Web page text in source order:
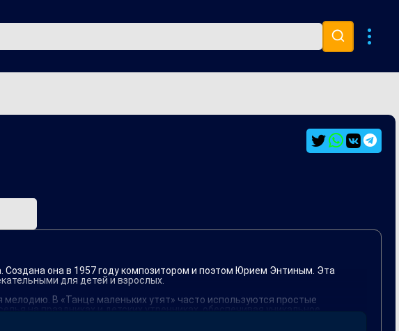
Создана она в 1957 году композитором и поэтом Юрием Энтиным. Эта
для детей и взрослых.
В «Танце маленьких утят» часто используются простые
на праздниках и детских утренниках, обеспечивая уникальное